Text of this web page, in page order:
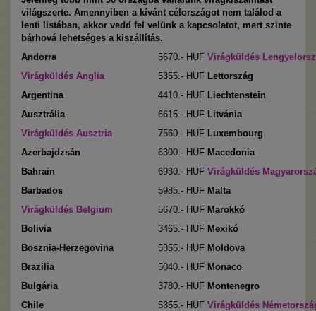
világszerte. Amennyiben a kívánt célországot nem találod a
lenti listában, akkor vedd fel velünk a kapcsolatot, mert szinte
bárhová lehetséges a kiszállítás.
Andorra
5670.- HUF
Virágküldés Anglia
5355.- HUF
Argentina
4410.- HUF
Ausztrália
6615.- HUF
Virágküldés Ausztria 7560.- HUF
Azerbajdzsán
6300.- HUF
Bahrain
6930.- HUF
Barbados
5985.- HUF
Virágküldés Belgium
5670.- HUF
Bolivia
3465.- HUF
Bosznia-Herzegovina
5355.- HUF
Brazilia
5040.- HUF
Bulgária
3780.- HUF
Chile
5355.- HUF
Virágküldés
Lettország
Liechtenstein
Litvánia
Luxembourg
Macedonia
Virágküldés
Malta
Marokkó
Mexikó
Moldova
Monaco
Montenegro
Virágküldés